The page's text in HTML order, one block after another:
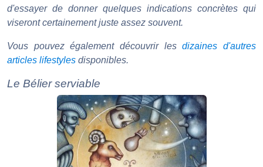
d'essayer de donner quelques indications concrètes qui
viseront certainement juste assez souvent.
Vous pouvez également découvrir lesdizaines d'autres
articles lifestyles disponibles.
Le Bélier serviable